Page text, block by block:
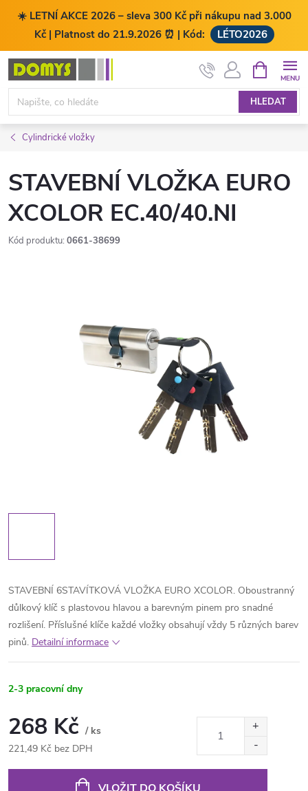
☀️ LETNÍ AKCE 2026 – sleva 300 Kč při nákupu nad 3.000
Kč | Platnost do 21.9.2026 ⏰ | Kód:
LÉTO2026
Přejít
obsah
HLEDAT
NÁKUPNÍ
KOŠÍK
Cylindrické vložky
STAVEBNÍ VLOŽKA EURO
XCOLOR EC.40/40.NI
Kód produktu: 0661-38699
STAVEBNÍ 6STAVÍTKOVÁ VLOŽKA EURO XCOLOR. Oboustranný
důlkový klíč s plastovou hlavou a barevným pinem pro snadné
rozlišení. Příslušné klíče každé vložky obsahují vždy 5 různých barev
pinů. Detailní informace
2-3 pracovní dny
268 Kč / ks
221,49 Kč bez DPH